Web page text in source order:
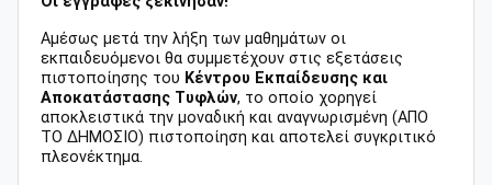
Αμέσως μετά την λήξη των μαθημάτων οι
εκπαιδευόμενοι θα συμμετέχουν στις εξετάσεις
πιστοποίησης του Κέντρου Εκπαίδευσης και
Αποκατάστασης Τυφλών, το οποίο χορηγεί
αποκλειστικά την μοναδική και αναγνωρισμένη (ΑΠΟ
ΤΟ ΔΗΜΟΣΙΟ) πιστοποίηση και αποτελεί συγκριτικό
πλεονέκτημα.